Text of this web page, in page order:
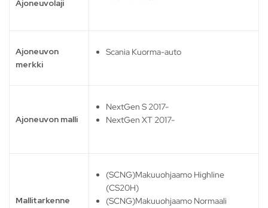
Ajoneuvolaji
Ajoneuvon
merkki
Scania Kuorma-auto
Ajoneuvon malli
NextGen S 2017-
NextGen XT 2017-
Mallitarkenne
(SCNG)Makuuohjaamo Highline
(CS20H)
(SCNG)Makuuohjaamo Normaali